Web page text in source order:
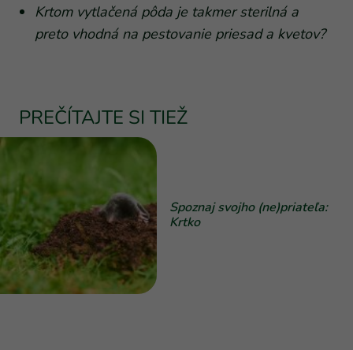
Krtom vytlačená pôda je takmer sterilná a
preto vhodná na pestovanie priesad a kvetov?
PREČÍTAJTE SI TIEŽ
Spoznaj svojho (ne)priateľa:
Krtko